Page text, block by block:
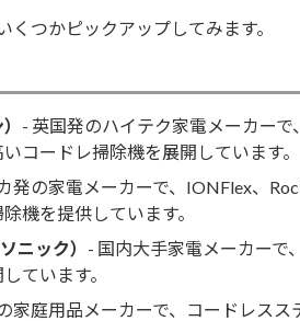
くつかピックアップしてみます。
- 英国発のハイテク家電メーカー
コードレ掃除機を展開しています。
発の家電メーカーで、IONFlex、
機を提供しています。
ニック） - 国内大手家電メーカーで
ています。
家庭用品メーカーで、コードレス